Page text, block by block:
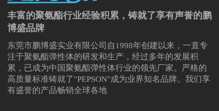
丰富的聚氨酯行业经验积累，铸就了享有声誉的鹏
博盛品牌
东莞市鹏博盛实业有限公司自1998年创建以来，一直专
注于聚氨酯弹性体的研发和生产，经过多年的发展积
累，已成为中国聚氨酯弹性体行业的领先厂家。严格的
高质量标准铸就了"PEPSON"成为业界知名品牌。我们享
有盛誉的产品畅销全球各地